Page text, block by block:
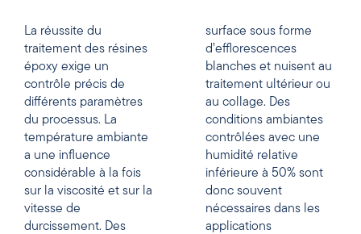
La réussite du
traitement des résines
époxy exige un
contrôle précis de
différents paramètres
du processus. La
température ambiante
a une influence
considérable à la fois
sur la viscosité et sur la
vitesse de
durcissement. Des
surface sous forme
d’efflorescences
blanches et nuisent au
traitement ultérieur ou
au collage. Des
conditions ambiantes
contrôlées avec une
humidité relative
inférieure à 50% sont
donc souvent
nécessaires dans les
applications